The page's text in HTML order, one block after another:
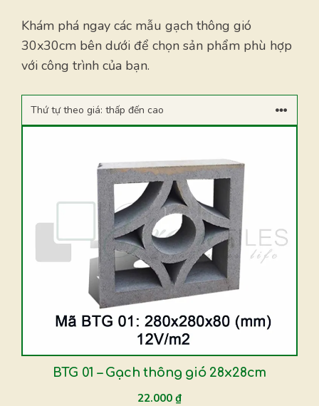
Khám phá ngay các mẫu gạch thông gió
30x30cm bên dưới để chọn sản phẩm phù hợp
với công trình của bạn.
BTG 01 – Gạch thông gió 28x28cm
22.000₫